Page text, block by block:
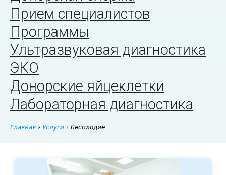
Прием специалистов
Программы
Ультразвуковая диагностика
ЭКО
Донорские яйцеклетки
Лабораторная диагностика
Главная › Услуги › Бесплодие